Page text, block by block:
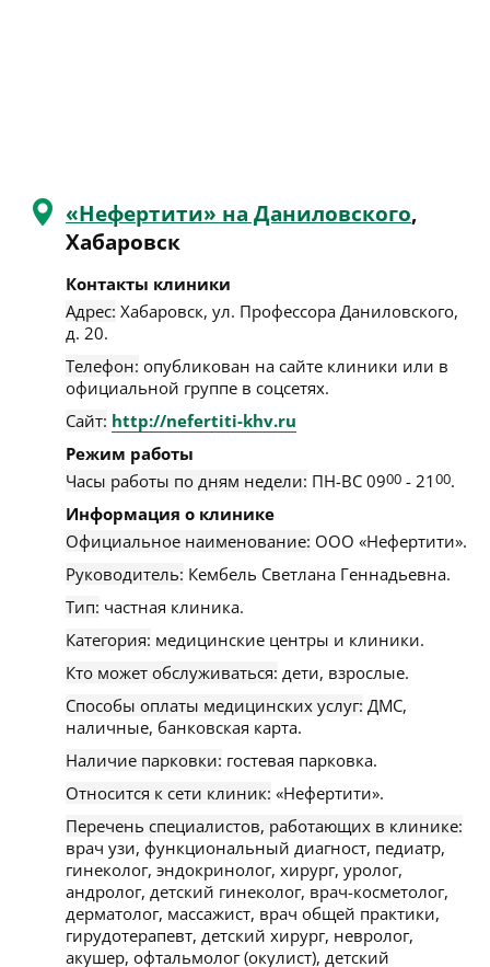
«Нефертити» на Даниловского,
Хабаровск
Контакты клиники
Адрес: Хабаровск, ул. Профессора Даниловского,
д. 20.
Телефон: опубликован на сайте клиники или в
официальной группе в соцсетях.
Сайт: http://nefertiti-khv.ru
Режим работы
Часы работы по дням недели: ПН-ВС 0900 - 2100.
Информация о клинике
Официальное наименование: ООО «Нефертити».
Руководитель: Кембель Светлана Геннадьевна.
Тип: частная клиника.
Категория: медицинские центры и клиники.
Кто может обслуживаться: дети, взрослые.
Способы оплаты медицинских услуг: ДМС,
наличные, банковская карта.
Наличие парковки: гостевая парковка.
Относится к сети клиник: «Нефертити».
Перечень специалистов, работающих в клинике:
врач узи, функциональный диагност, педиатр,
гинеколог, эндокринолог, хирург, уролог,
андролог, детский гинеколог, врач-косметолог,
дерматолог, массажист, врач общей практики,
гирудотерапевт, детский хирург, невролог,
акушер, офтальмолог (окулист), детский